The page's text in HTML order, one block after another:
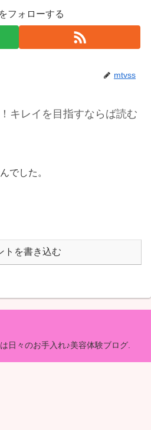
フォローする
mtvss
キレイを目指すならば読む
でした。
トを書き込む
日々のお手入れ♪美容体験ブログ.